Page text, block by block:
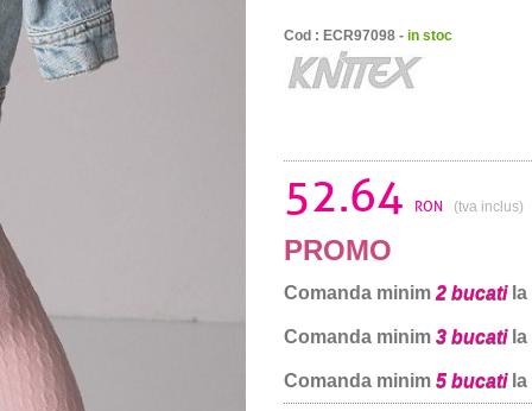
Cod : ECR97098 - in stoc
52.64 RON (tva inclus)
PROMO
Comanda minim 2 bucatila
Comanda minim 3 bucatila
Comanda minim 5 bucatila